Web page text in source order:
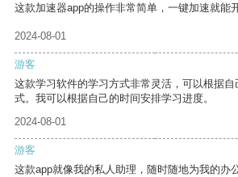
这款加速器app的操作非常简单，一键加速就能
2024-08-01
游客
这款学习软件的学习方式非常灵活，可以根据
式。我可以根据自己的时间安排学习进度。
2024-08-01
游客
这款app就像我的私人助理，随时随地为我的办